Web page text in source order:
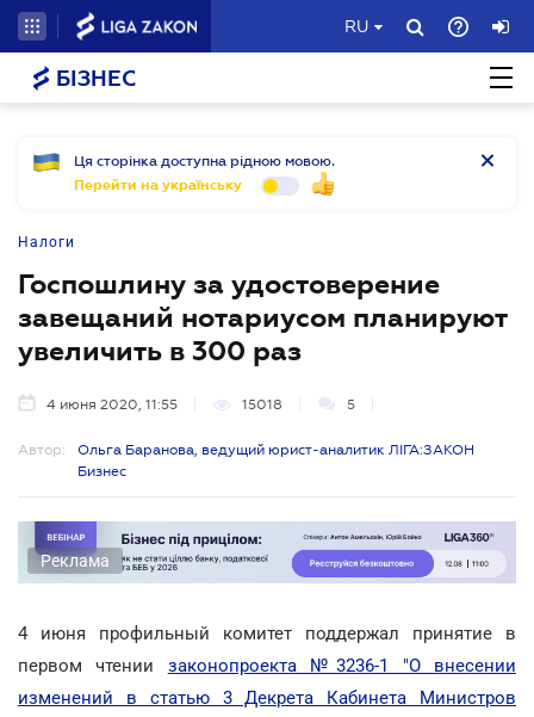
RU
БІЗНЕС
Ця сторінка доступна рідною мовою.
Перейти на українську
Налоги
Госпошлину за удостоверение
завещаний нотариусом планируют
увеличить в 300 раз
4 июня 2020, 11:55 15018 5
Автор:
Ольга Баранова, ведущий юрист-аналитик ЛІГА:ЗАКОН
Бизнес
Реклама
4 июня профильный комитет поддержал принятие в
первом чтении законопроекта №3236-1 "О внесении
изменений в статью 3 Декрета Кабинета Министров